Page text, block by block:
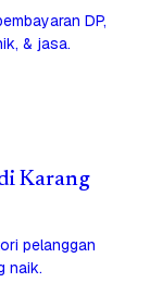
DP,
& jasa.
Karang
pelanggan
naik.